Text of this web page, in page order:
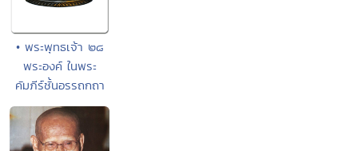
• พระพุทธเจ้า ๒๘
พระองค์ ในพระ
คัมภีร์ชั้นอรรถกถา